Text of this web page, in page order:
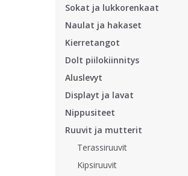
Sokat ja lukkorenkaat
Naulat ja hakaset
Kierretangot
Dolt piilokiinnitys
Aluslevyt
Displayt ja lavat
Nippusiteet
Ruuvit ja mutterit
Terassiruuvit
Kipsiruuvit